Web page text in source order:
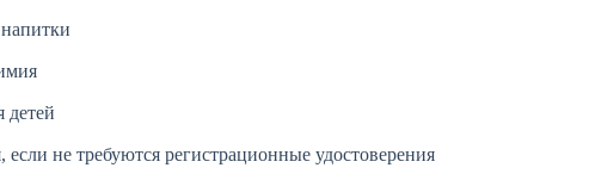
детей
не требуются регистрационные удостоверения